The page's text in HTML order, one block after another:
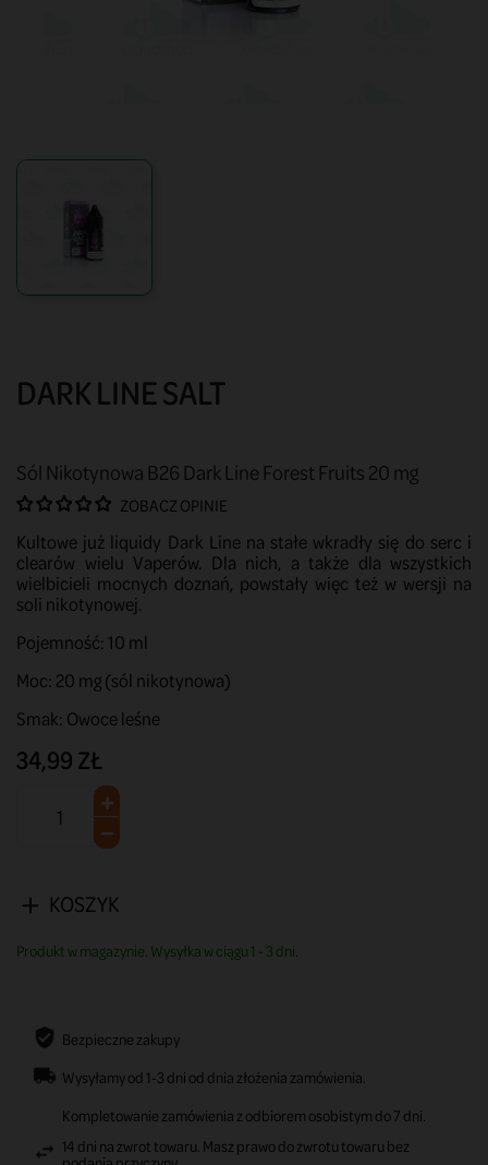
DARK LINE SALT
Sól Nikotynowa B26 Dark Line Forest Fruits 20 mg
ZOBACZ OPINIE
Kultowe już liquidy Dark Line na stałe wkradły się do serc i
clearów wielu Vaperów. Dla nich, a także dla wszystkich
wielbicieli mocnych doznań, powstały więc też w wersji na
soli nikotynowej.
Pojemność: 10 ml
Moc: 20 mg (sól nikotynowa)
Smak: Owoce leśne
34,99 ZŁ
KOSZYK
Produkt w magazynie. Wysyłka w ciągu 1 - 3 dni.
Bezpieczne zakupy
Wysyłamy od 1-3 dni od dnia złożenia zamówienia.
Kompletowanie zamówienia z odbiorem osobistym do 7 dni.
14 dni na zwrot towaru. Masz prawo do zwrotu towaru bez